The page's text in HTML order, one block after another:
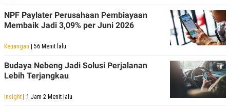
NPF Paylater Perusahaan Pembiayaan
Membaik Jadi 3,09% per Juni 2026
Keuangan | 56 Menit lalu
Budaya Nebeng Jadi Solusi Perjalanan
Lebih Terjangkau
Insight | 1 Jam 2 Menit lalu